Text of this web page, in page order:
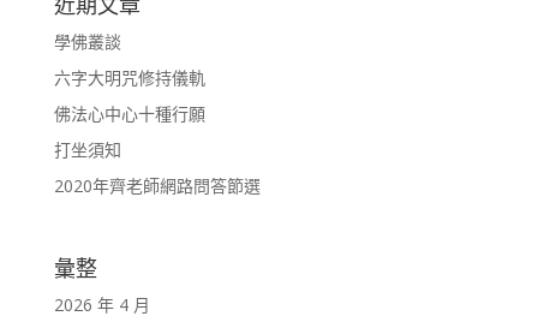
學佛叢談
六字大明咒修持儀軌
佛法心中心十種行願
打坐須知
2020年齊老師網路問答節選
彙整
2026 年 4 月